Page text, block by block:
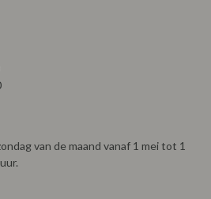
van de maand vanaf 1 mei tot 1